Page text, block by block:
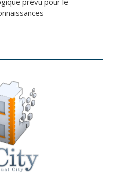
prévu pour le